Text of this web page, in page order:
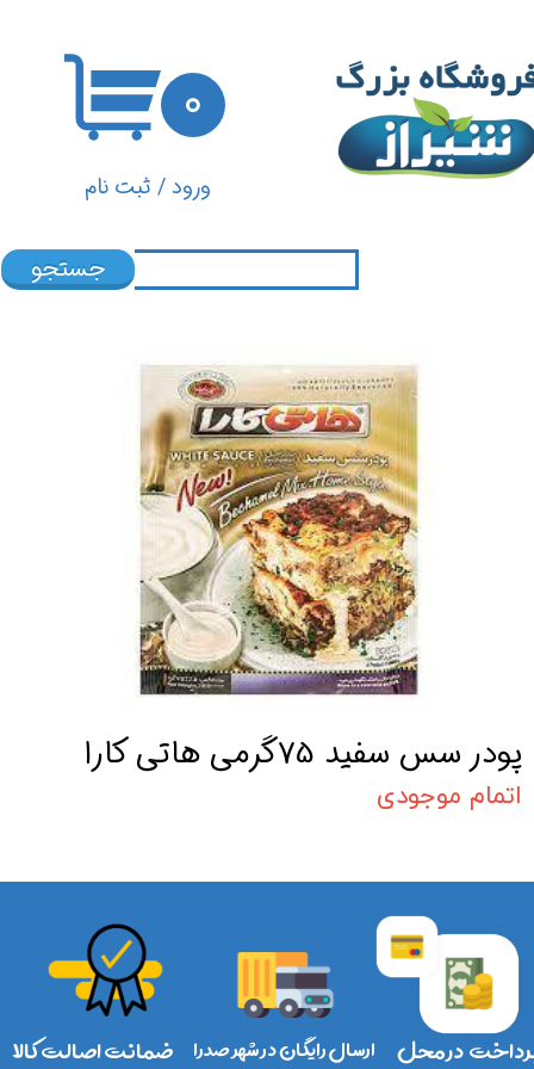
ورود/ ثبت نام
تغییر گذر واژه
سفارشات
۰
جستجو
پودر سس سفید 75گرمی هاتی کارا
اتمام موجودی
ارسال رایگان در شهر صدرا در محل ضمانت اصالت کالا